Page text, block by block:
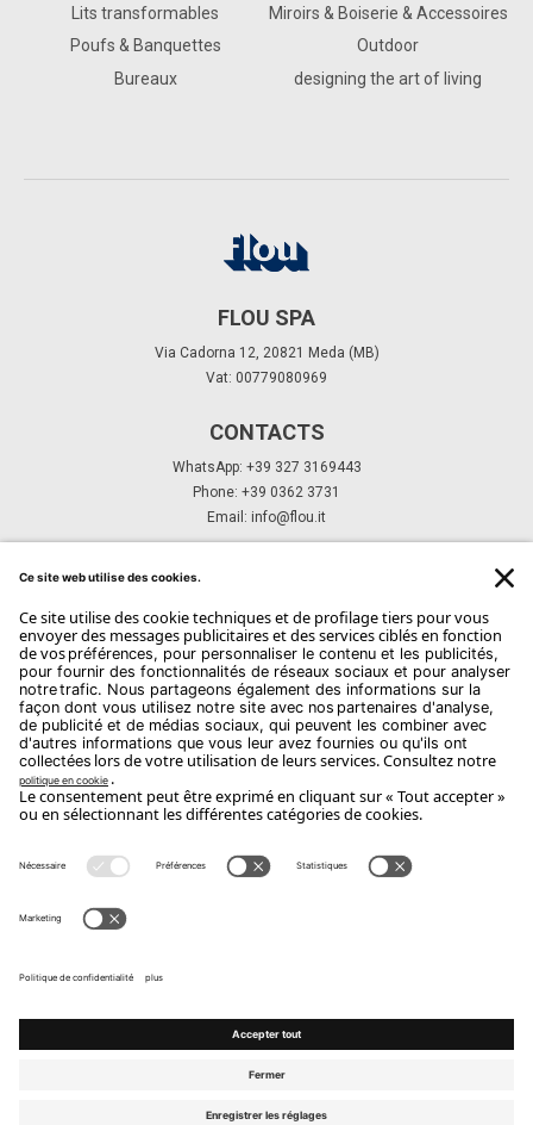
Lits transformables
Poufs & Banquettes
Bureaux
Miroirs & Boiserie & Accessoires
Outdoor
designing the art of living
FLOU SPA
Via Cadorna 12, 20821 Meda (MB)
Vat: 00779080969
CONTACTS
WhatsApp: +39 327 3169443
Phone: +39 0362 3731
Email: info@flou.it
ABONNEZ-VOUS À NOTRE NEWSLETTER
Abonnez-Vous
Copyright Flou 2026
Modifier les paramètres de confidentialité